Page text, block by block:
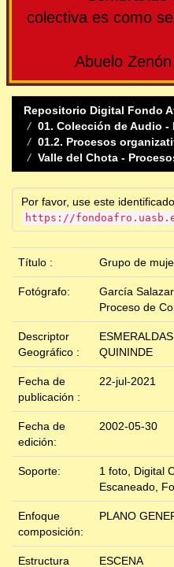
colectiva es como
Abuelo
Repositorio Digital Fondo
01. Colección de Audio -
01.2. Procesos
Valle del Chota -
Por favor, use este
https://
Título : Grupo de
Fotógrafo:
García
Proceso de
Descriptor
Geográfico :
ESMERALDAS
QUININDE
Fecha de
publicación :
22-jul-2021
Fecha de
edición:
2002-05-30
Soporte:
1 foto, Digital
Escaneado,
Enfoque
composición:
PLANO
Estructura
ESCENA